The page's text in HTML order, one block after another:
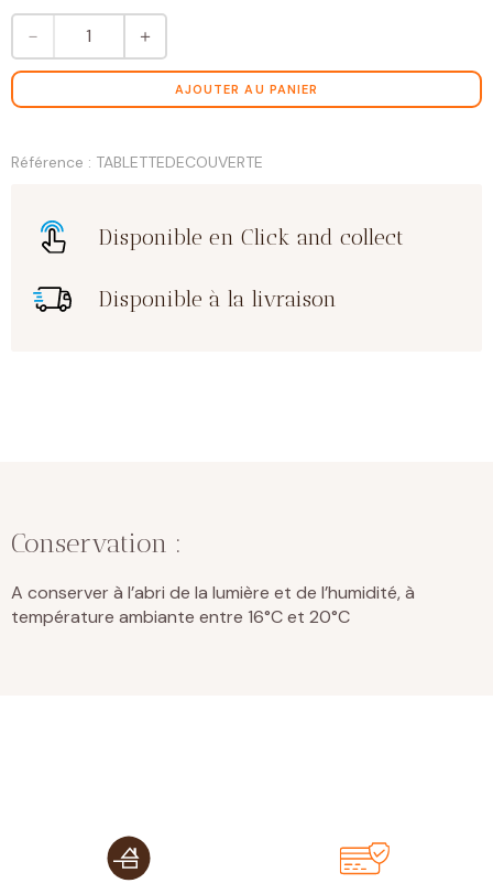
quantité
de
Coffret
découverte
30
tablettes
－ ＋
AJOUTER AU PANIER
Référence : TABLETTEDECOUVERTE
Disponible en Click and collect
Disponible à la livraison
Conservation :
A conserver à l’abri de la lumière et de l’humidité, à
température ambiante entre 16°C et 20°C